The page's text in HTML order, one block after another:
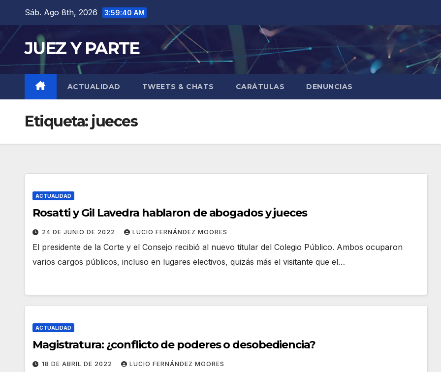
contenido
Sáb. Ago 8th, 2026 3:59:41 AM
JUEZ Y PARTE
ACTUALIDAD TWEETS & CHATS CARÁTULAS DENUNCIAS
Etiqueta: jueces
ACTUALIDAD
Rosatti y Gil Lavedra hablaron de abogados y jueces
24 DE JUNIO DE 2022 LUCIO FERNÁNDEZ MOORES
El presidente de la Corte y el Consejo recibió al nuevo titular del Colegio Público. Ambos ocuparon
varios cargos públicos, incluso en lugares electivos, quizás más el visitante que el…
ACTUALIDAD
Magistratura: ¿conflicto de poderes o desobediencia?
18 DE ABRIL DE 2022 LUCIO FERNÁNDEZ MOORES